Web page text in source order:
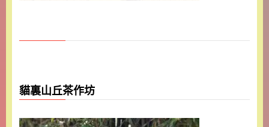
貓裏山丘茶作坊